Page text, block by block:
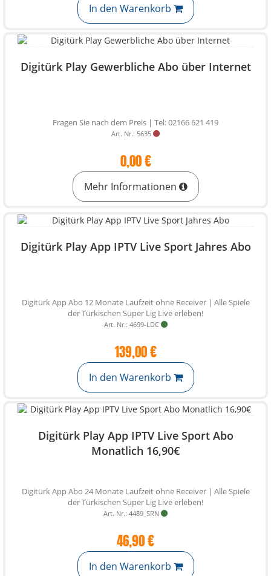
In den Warenkorb
Digitürk Play Gewerbliche Abo über Internet
Fragen Sie nach dem Preis | Tel: 02166 621 419
Art. Nr.: 5635
0,00 €
Mehr Informationen
Digitürk Play App IPTV Live Sport Jahres Abo
Digitürk App Abo 12 Monate Laufzeit ohne Receiver | Alle Spiele
der Türkischen Süper Lig Live erleben!
Art. Nr.: 4699-LDC
139,00 €
In den Warenkorb
Digitürk Play App IPTV Live Sport Abo
Monatlich 16,90€
Digitürk App Abo 24 Monate Laufzeit ohne Receiver | Alle Spiele
der Türkischen Süper Lig Live erleben!
Art. Nr.: 4489_SRN
46,90 €
In den Warenkorb